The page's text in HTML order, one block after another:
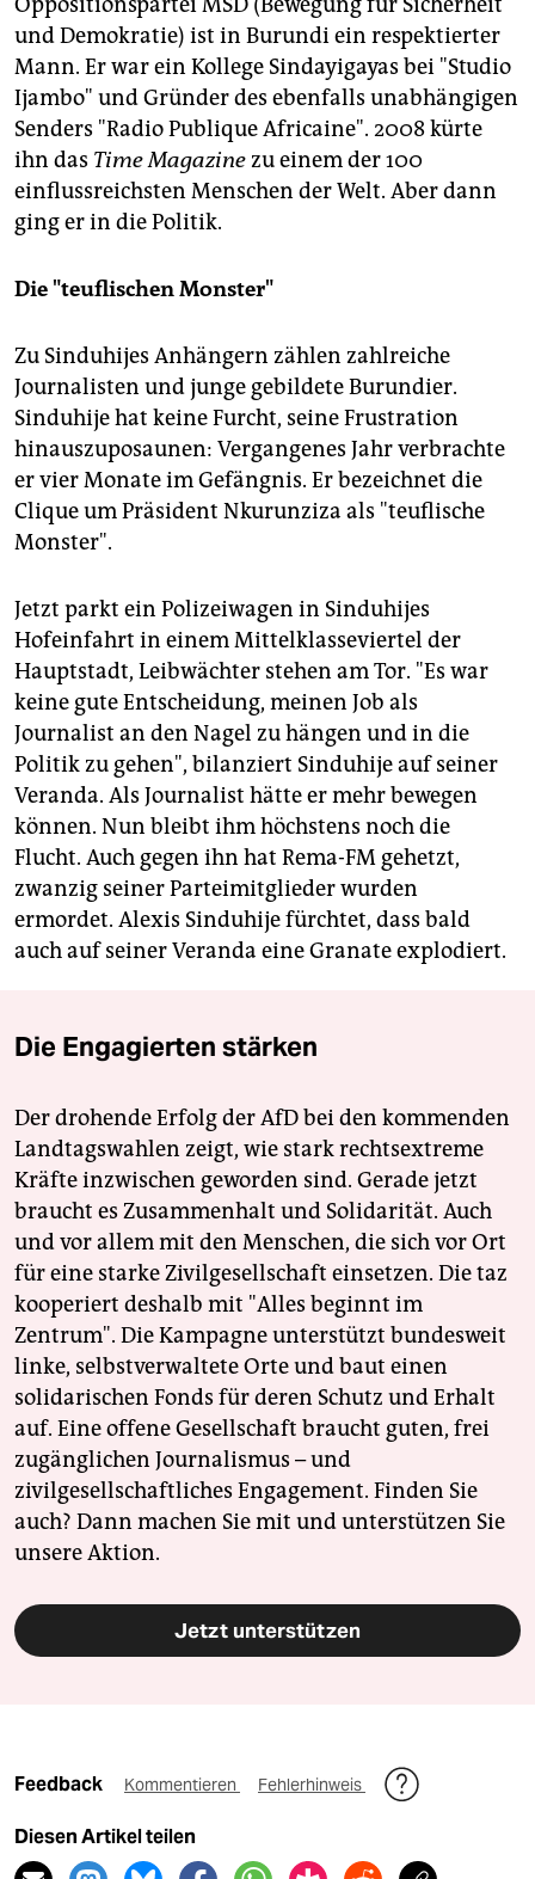
und Demokratie) ist in Burundi ein respektierter
Mann. Er war ein Kollege Sindayigayas bei "Studio
Ijambo" und Gründer des ebenfalls unabhängigen
Senders "Radio Publique Africaine". 2008 kürte
ihn das Time Magazinezu einem der 100
einflussreichsten Menschen der Welt. Aber dann
ging er in die Politik.
Die "teuflischen Monster"
Zu Sinduhijes Anhängern zählen zahlreiche
Journalisten und junge gebildete Burundier.
Sinduhije hat keine Furcht, seine Frustration
hinauszuposaunen: Vergangenes Jahr verbrachte
er vier Monate im Gefängnis. Er bezeichnet die
Clique um Präsident Nkurunziza als "teuflische
Monster".
Jetzt parkt ein Polizeiwagen in Sinduhijes
Hofeinfahrt in einem Mittelklasseviertel der
Hauptstadt, Leibwächter stehen am Tor. "Es war
keine gute Entscheidung, meinen Job als
Journalist an den Nagel zu hängen und in die
Politik zu gehen", bilanziert Sinduhije auf seiner
Veranda. Als Journalist hätte er mehr bewegen
können. Nun bleibt ihm höchstens noch die
Flucht. Auch gegen ihn hat Rema-FM gehetzt,
zwanzig seiner Parteimitglieder wurden
ermordet. Alexis Sinduhije fürchtet, dass bald
auch auf seiner Veranda eine Granate explodiert.
Die Engagierten stärken
Der drohende Erfolg der AfD bei den kommenden
Landtagswahlen zeigt, wie stark rechtsextreme
Kräfte inzwischen geworden sind. Gerade jetzt
braucht es Zusammenhalt und Solidarität. Auch
und vor allem mit den Menschen, die sich vor Ort
für eine starke Zivilgesellschaft einsetzen. Die taz
kooperiert deshalb mit "Alles beginnt im
Zentrum". Die Kampagne unterstützt bundesweit
linke, selbstverwaltete Orte und baut einen
solidarischen Fonds für deren Schutz und Erhalt
auf. Eine offene Gesellschaft braucht guten, frei
zugänglichen Journalismus – und
zivilgesellschaftliches Engagement. Finden Sie
auch? Dann machen Sie mit und unterstützen Sie
unsere Aktion.
Jetzt unterstützen
Feedback Kommentieren Fehlerhinweis
Diesen Artikel teilen